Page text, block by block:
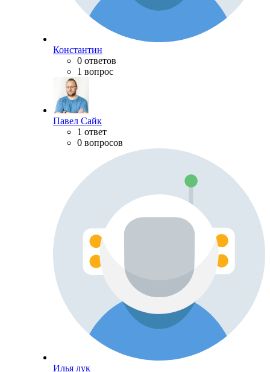
Константин
0 ответов
1 вопрос
Павел Сайк
1 ответ
0 вопросов
Илья лук